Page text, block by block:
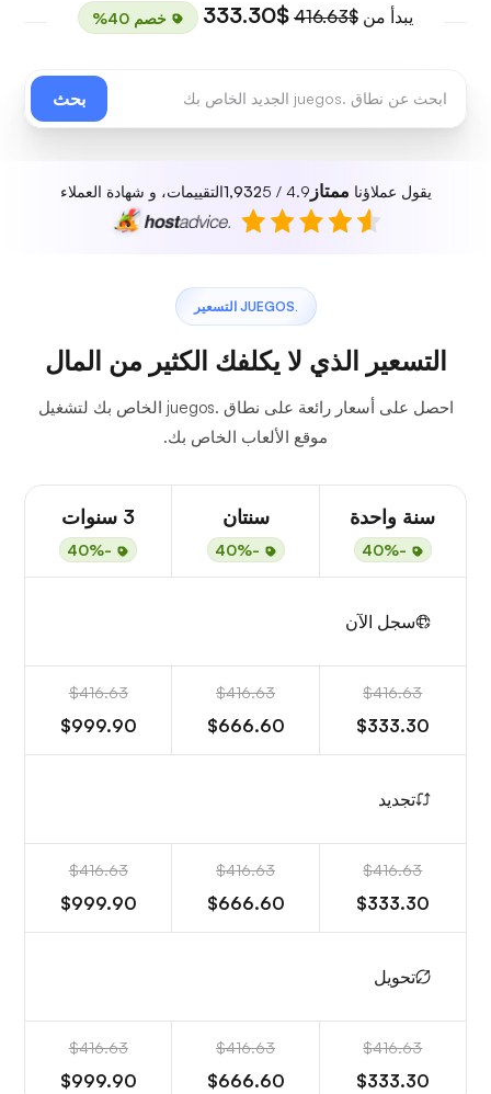
يبدأ من $416.63
$333.30 خصم 40%
بحث
يقول عملاؤنا ممتاز 4.9 / 5
1,932التقييمات، و شهادة العملاء
.JUEGOS التسعير
التسعير الذي لا يكلفك الكثير من المال
احصل على أسعار رائعة على نطاق .juegos الخاص بك لتشغيل
موقع الألعاب الخاص بك.
سنة واحدة
-40%
سنتان
-40%
3 سنوات
-40%
سجل الآن
$416.63
$333.30
$416.63
$666.60
$416.63
$999.90
تجديد
$416.63
$333.30
$416.63
$666.60
$416.63
$999.90
تحويل
$416.63
$333.30
$416.63
$666.60
$416.63
$999.90